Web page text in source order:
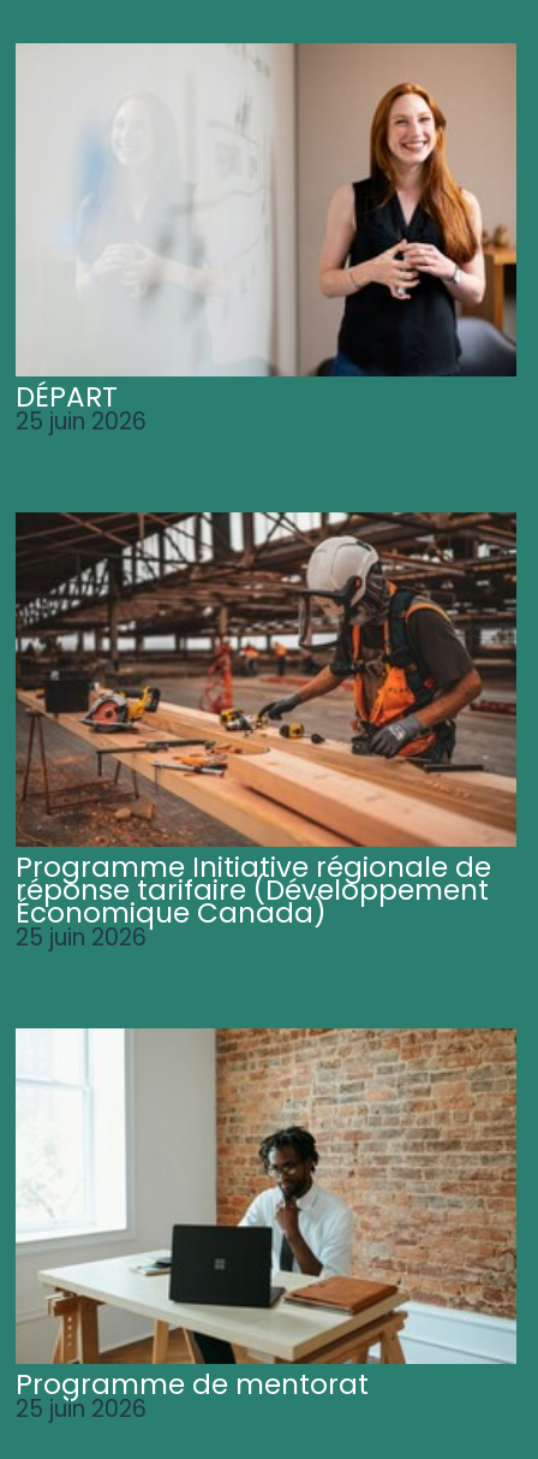
DÉPART
25 juin 2026
Programme Initiative régionale de
réponse tarifaire (Développement
Économique Canada)
25 juin 2026
Programme de mentorat
25 juin 2026